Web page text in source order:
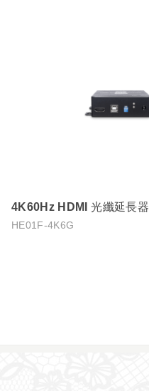
4K60Hz HDMI 光纖延長器
HE01F-4K6G